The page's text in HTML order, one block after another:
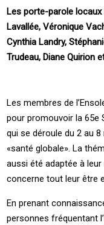
Les porte-parole locaux
Lavallée, Véronique
Cynthia Landry,
Trudeau, Diane Quirion
Les membres de
pour promouvoir la 65e
qui se déroule du 2 au
«santé globale». La
aussi été adaptée à
concerne tout leur être
En prenant
personnes fréquentant